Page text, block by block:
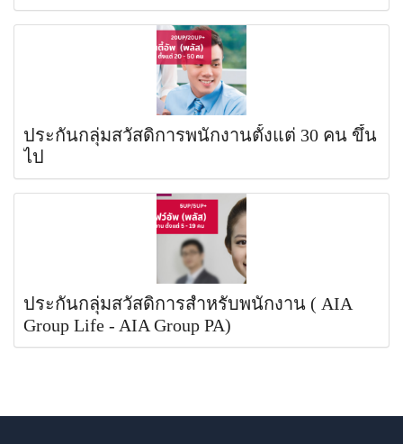
ประกันกลุ่มสวัสดิการพนักงานตั้งแต่ 30 คน ขึ้น
ไป
ประกันกลุ่มสวัสดิการสำหรับพนักงาน ( AIA
Group Life - AIA Group PA)